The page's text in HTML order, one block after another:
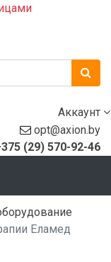
Аккаунт
opt@axion.by
(29) 570-92-46
Еламед